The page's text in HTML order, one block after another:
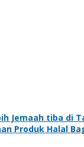
Jemaah tiba di
Produk Halal